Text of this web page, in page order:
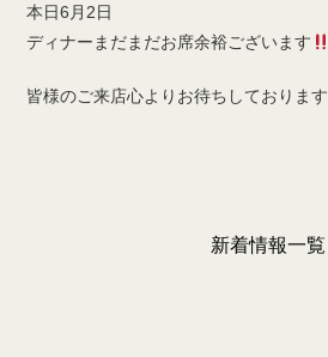
本日6月2日
ディナーまだまだお席余裕ございます
皆様のご来店心よりお待ちしております
新着情報一覧